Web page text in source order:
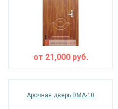
от 21,000руб.
Арочная дверь DMA-10